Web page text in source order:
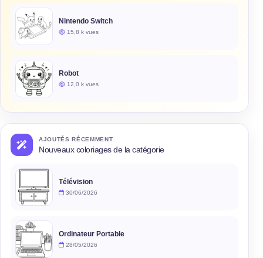
Nintendo Switch
15,8 k vues
Robot
12,0 k vues
AJOUTÉS RÉCEMMENT
Nouveaux coloriages de la catégorie
Télévision
30/06/2026
Ordinateur Portable
28/05/2026